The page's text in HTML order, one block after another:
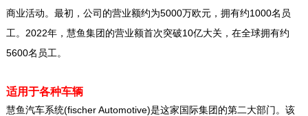
商业活动。最初，公司的营业额约为5000万欧元，拥有约1000名员
工。 2022年，慧鱼集团的营业额首次突破10亿大关，在全球拥有约
5600名员工。
适用于各种车辆
慧鱼汽车系统(fischer Automotive)是这家国际集团的第二大部门。该